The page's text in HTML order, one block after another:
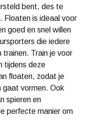
bent, des te
Floaten is ideaal voor
goed en snel willen
die iedere
trainen. Train je voor
tijdens deze
floaten, zodat je
gaat vormen. Ook
spieren en
perfecte manier om